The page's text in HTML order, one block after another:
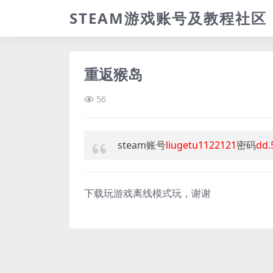
STEAM游戏账号及教程社区
重返猴岛
56
steam账号liugetu1122121密码
下载玩游戏离线模式玩，谢谢